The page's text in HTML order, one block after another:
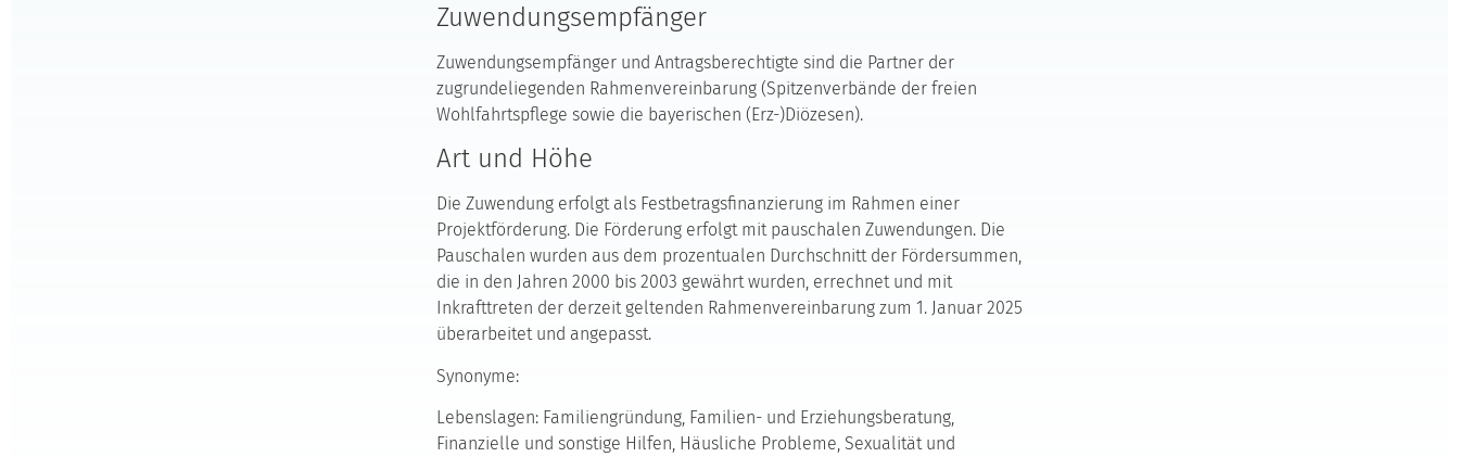
Zuwendungsempfänger
Zuwendungsempfänger und Antragsberechtigte sind die Partner der
zugrundeliegenden Rahmenvereinbarung (Spitzenverbände der freien
Wohlfahrtspflege sowie die bayerischen (Erz-)Diözesen).
Art und Höhe
Die Zuwendung erfolgt als Festbetragsfinanzierung im Rahmen einer
Projektförderung. Die Förderung erfolgt mit pauschalen Zuwendungen. Die
Pauschalen wurden aus dem prozentualen Durchschnitt der Fördersummen,
die in den Jahren 2000 bis 2003 gewährt wurden, errechnet und mit
Inkrafttreten der derzeit geltenden Rahmenvereinbarung zum 1. Januar 2025
überarbeitet und angepasst.
Synonyme:
Lebenslagen: Familiengründung, Familien- und Erziehungsberatung,
Finanzielle und sonstige Hilfen, Häusliche Probleme, Sexualität und